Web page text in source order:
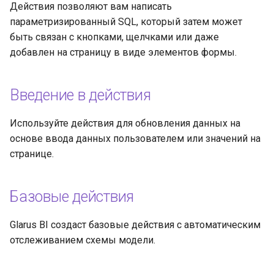
и
я
п
и
с
к
Устранение проблем
Действия позволяют вам написать
параметризированный SQL, который затем может
быть связан с кнопками, щелчками или даже
добавлен на страницу в виде элементов формы.
Введение в действия
Используйте действия для обновления данных на
основе ввода данных пользователем или значений на
странице.
Базовые действия
Glarus BI создаст базовые действия с автоматическим
отслеживанием схемы модели.